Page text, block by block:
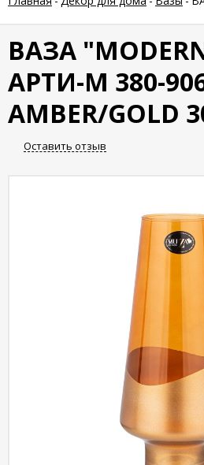
Гарантия
возврат
Новости
статьи
ВАЗА
АРТИ-М 380-
AMBER/GOLD
Оставить отзыв